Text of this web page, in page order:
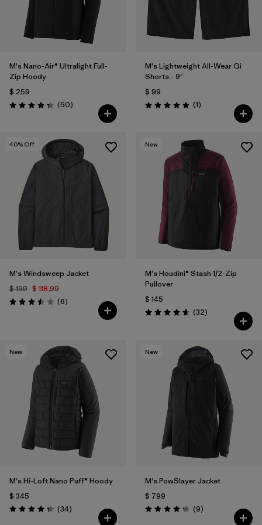
M's Nano-Air® Ultralight Full-
Zip Hoody
$ 259
Valoración: 4.3 / 5
(50Comentarios
)
M's Lightweight All-Wear Gi
Shorts - 9"
$ 99
Valoración: 5.0 / 5
(1Comentarios
)
40% Off
M's Windsweep Jacket
$ 199 $ 118,99
Valoración: 3.5 / 5
(6Comentarios
)
New
M's Houdini® Stash 1/2-Zip
Pullover
$ 145
Valoración: 4.7 / 5
(32Comentarios
)
New
M's Hi-Loft Nano Puff® Hoody
$ 345
Valoración: 4.3 / 5
(34Comentarios
)
New
M's PowSlayer Jacket
$ 799
Valoración: 4.2 / 5
(9Comentarios
)